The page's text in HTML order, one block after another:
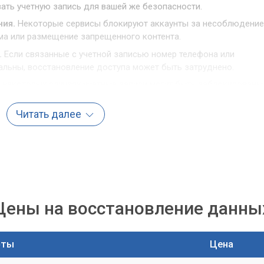
учетную запись для вашей же безопасности.
Некоторые сервисы блокируют аккаунты за несоблюдение
или размещение запрещенного контента.
Если связанные с учетной записью номер телефона или
доступа
является определение причины блокировки. Это поможет
восстановления.
Читать далее
на восстановление
Цена